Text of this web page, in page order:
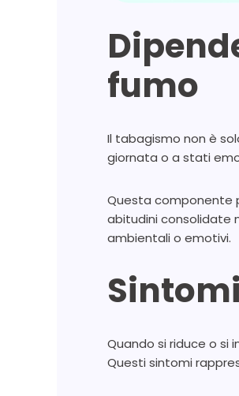
fumo
Il tabagismo non è
giornata o a stati
Questa componente
abitudini consolidate
ambientali o emotivi.
Quando si riduce o si
Questi sintomi